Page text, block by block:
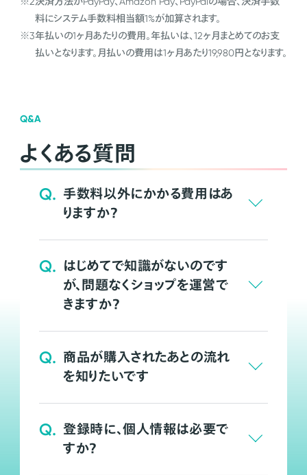
料にシステム手数料相当額1%が加算されます。
※3年払いの1ヶ月あたりの費用。年払いは、12ヶ月まとめてのお支
払いとなります。月払いの費用は1ヶ月あたり19,980円となります。
Q&A
よくある質問
Q. 手数料以外にかかる費用はあ
りますか？
Q. はじめてで知識がないのです
が、問題なくショップを運営で
きますか？
Q. 商品が購入されたあとの流れ
を知りたいです
Q. 登録時に、個人情報は必要で
すか？